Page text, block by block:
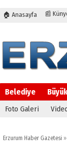
🏠 Anasayfa 📰
Belediye
Foto Galeri
Erzurum Haber Gazetesi »